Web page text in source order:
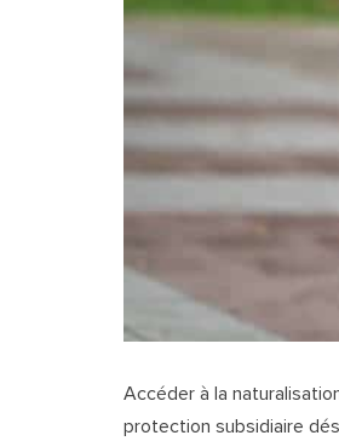
Accéder à la
protection subsidiaire